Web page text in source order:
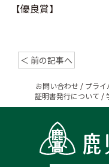
【優良賞】
＜ 前の記事へ
お問い合わせ / プライ
証明書発行について /